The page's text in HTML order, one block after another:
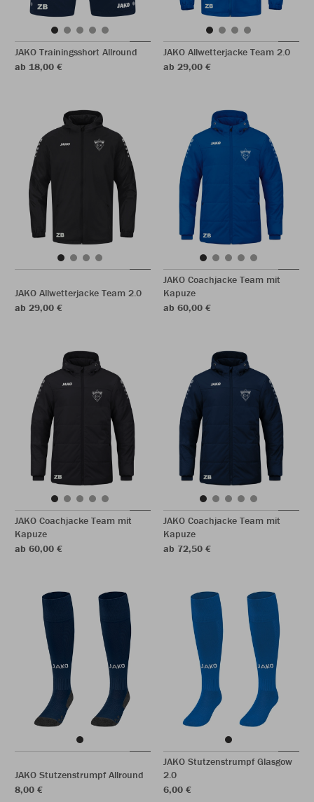
JAKO Trainingsshort Allround
ab 18,00 €
JAKO Allwetterjacke Team 2.0
ab 29,00 €
JAKO Allwetterjacke Team 2.0
ab 29,00 €
JAKO Coachjacke Team mit
Kapuze
ab 60,00 €
JAKO Coachjacke Team mit
Kapuze
ab 60,00 €
JAKO Coachjacke Team mit
Kapuze
ab 72,50 €
JAKO Stutzenstrumpf Allround
8,00 €
JAKO Stutzenstrumpf Glasgow
2.0
6,00 €